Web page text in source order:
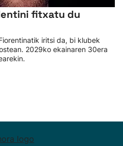
fitxatu du
iritsi da, bi klubek
2029ko ekainaren 30era